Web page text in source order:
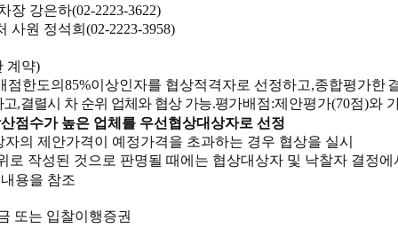
장 강은하(02-2223-3622)
사원 정석희(02-2223-3958)
계약)
점한도의85%이상인자를 협상적격자로 선정하고,종합평가한
고,결렬시 차 순위 업체와 협상 가능.평가배점:제안평가(70점)와
점수가 높은 업체를 우선협상대상자로 선정
자의 제안가격이 예정가격을 초과하는 경우 협상을 실시
로 작성된 것으로 판명될 때에는 협상대상자 및 낙찰자 결정에
용을 참조
또는 입찰이행증권